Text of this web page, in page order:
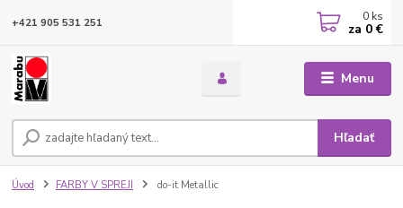
Menu
Hľadať
+421 905 531 251 0 ks
za 0 €
Úvod FARBY V SPREJI do-it Metallic